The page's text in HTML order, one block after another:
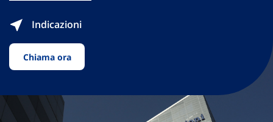
Indicazioni
Chiama ora